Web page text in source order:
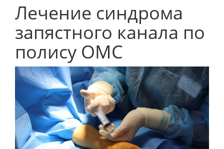
Лечение синдрома
запястного канала по
полису ОМС